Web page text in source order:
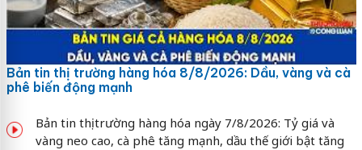
Bản tin thị trường hàng hóa 8/8/2026: Dầu, vàng và cà
phê biến động mạnh
Bản tin thị trường hàng hóa ngày 7/8/2026: Tỷ giá và
vàng neo cao, cà phê tăng mạnh, dầu thế giới bật tăng